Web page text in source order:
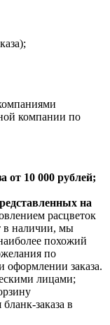
компании по
от 10 000 рублей;
на
расцветок
в наличии, мы
похожий
по
оформлении заказа.
лицами;
заказа в